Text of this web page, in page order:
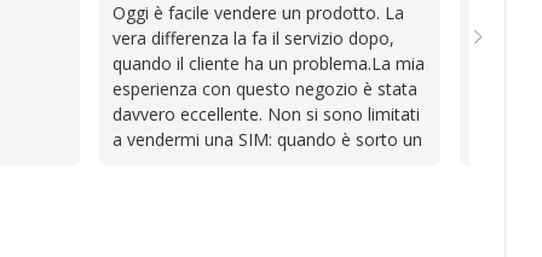
Oggi è facile vendere un prodotto. La
vera differenza la fa il servizio dopo,
quando il cliente ha un problema.La mia
esperienza con questo negozio è stata
davvero eccellente. Non si sono limitati
a vendermi una SIM: quando è sorto un
sono